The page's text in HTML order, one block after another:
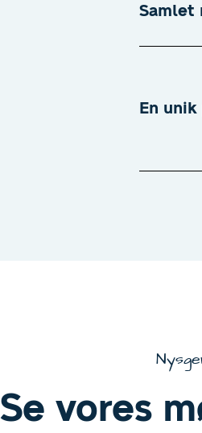
Samlet
En
Se vores